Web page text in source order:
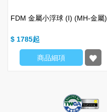
FDM 金屬小浮球 (I) (MH-金屬)
$ 1785
商品細項